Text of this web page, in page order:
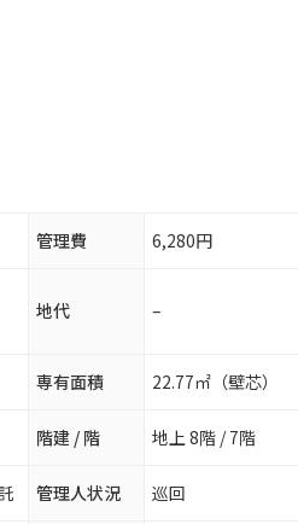
管理費 6,280円
地代 –
専有面積 22.77㎡（壁芯）
階建 / 階 地上 8階 / 7階
管理人状況 巡回